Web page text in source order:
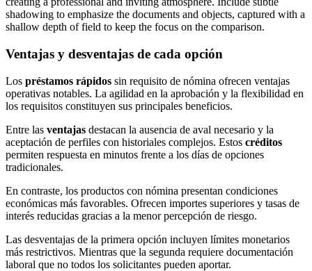
Ventajas y desventajas de cada opción
Los préstamos rápidos sin requisito de nómina ofrecen ventajas
operativas notables. La agilidad en la aprobación y la flexibilidad en
los requisitos constituyen sus principales beneficios.
Entre las ventajas destacan la ausencia de aval necesario y la
aceptación de perfiles con historiales complejos. Estos créditos
permiten respuesta en minutos frente a los días de opciones
tradicionales.
En contraste, los productos con nómina presentan condiciones
económicas más favorables. Ofrecen importes superiores y tasas de
interés reducidas gracias a la menor percepción de riesgo.
Las desventajas de la primera opción incluyen límites monetarios
más restrictivos. Mientras que la segunda requiere documentación
laboral que no todos los solicitantes pueden aportar.